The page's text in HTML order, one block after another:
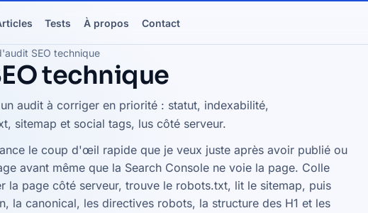
Tests À propos Contact
SEO technique
technique
audit à corriger en priorité : statut, indexabilité,
sitemap et social tags, lus côté serveur.
le coup d'œil rapide que je veux juste après avoir publié ou
avant même que la Search Console ne voie la page. Colle
la page côté serveur, trouve le robots.txt, lit le sitemap, puis
la canonical, les directives robots, la structure des H1 et les